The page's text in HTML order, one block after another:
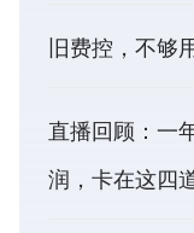
旧费控，不够
直播回顾：一
润，卡在这四